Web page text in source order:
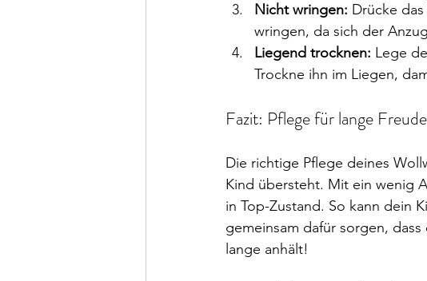
Nicht wringen: Drücke
wringen, da sich der
Liegend trocknen: Lege
Trockne ihn im Liegen,
Fazit: Pflege für lange Freude
Die richtige Pflege deines
Kind übersteht. Mit ein wenig
in Top-Zustand. So kann dein
gemeinsam dafür sorgen,
lange anhält!